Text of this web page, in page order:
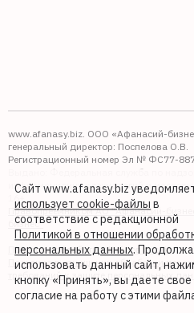
www.afanasy.biz. ООО «Афанасий-
генеральный директор: Поспелова О.В.
Регистрационный номер Эл № ФС77-
Выдано: Федеральная служба по
информационных технологий и
Правопреемником АО "Афанасий-
бизнес"
Политика обработки файлов cookie
Политика в отношении обработки
требований к защите персональных
Сайт www.afanasy.biz
использует cookie-файлы в
соответствие с редакционной
Политикой в отношении
персональных данных.
использовать данный сайт,
кнопку «Принять», вы даете свое
согласие на работу с этими